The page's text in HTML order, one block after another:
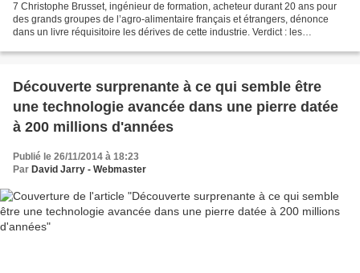
7 Christophe Brusset, ingénieur de formation, acheteur durant 20 ans pour
des grands groupes de l’agro-alimentaire français et étrangers, dénonce
dans un livre réquisitoire les dérives de cette industrie. Verdict : les
Découverte surprenante à ce qui semble être
une technologie avancée dans une pierre datée
à 200 millions d'années
Publié le 26/11/2014 à 18:23
Par David Jarry - Webmaster